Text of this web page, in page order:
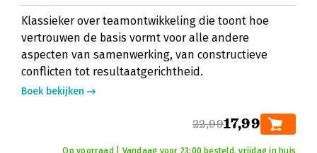
Klassieker over teamontwikkeling die toont hoe
vertrouwen de basis vormt voor alle andere
aspecten van samenwerking, van constructieve
conflicten tot resultaatgerichtheid.
Boek bekijken
22,9917,99
Op voorraad | Vandaag voor 23:00 besteld, vrijdag in huis